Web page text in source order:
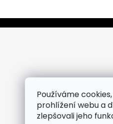
Používáme
prohlížení webu a
zlepšovali jeho